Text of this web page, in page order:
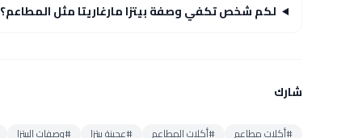
لكم شخص تكفي وصفة بيتزا مارغاريتا مثل المطاعم؟
شارك
#أكلات مطاعم #أكلات المطاعم #عجينة بيتزا #وصفات البيتزا